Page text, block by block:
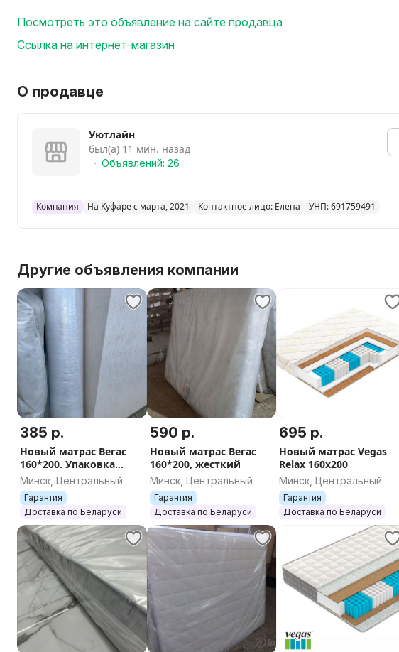
Ткань чехла: жаккард стеганый на синтепоне
Посмотреть это объявление на сайте продавца
Ссылка на интернет-магазин
О продавце
Уютлайн
был(а) 11 мин. назад
Объявлений: 26
Компания На Куфаре с марта, 2021 Контактное лицо: Елена УНП: 691759491
Другие объявления компании
385 р.
Новый матрас Вегас
160*200. Упаковка
рулон, очень удобно
для транспортировки
Минск, Центральный
Гарантия
Доставка по Беларуси
590 р.
Новый матрас Вегас
160*200, жесткий
Минск, Центральный
Гарантия
Доставка по Беларуси
695 р.
Новый матрас Vegas
Relax 160x200
Минск, Центральный
Гарантия
Доставка по Беларуси